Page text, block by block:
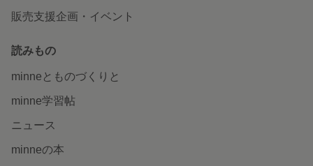
販売支援企画・イベント
読みもの
minneとものづくりと
minne学習帖
ニュース
minneの本